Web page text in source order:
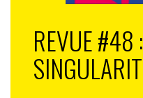
REVUE #48